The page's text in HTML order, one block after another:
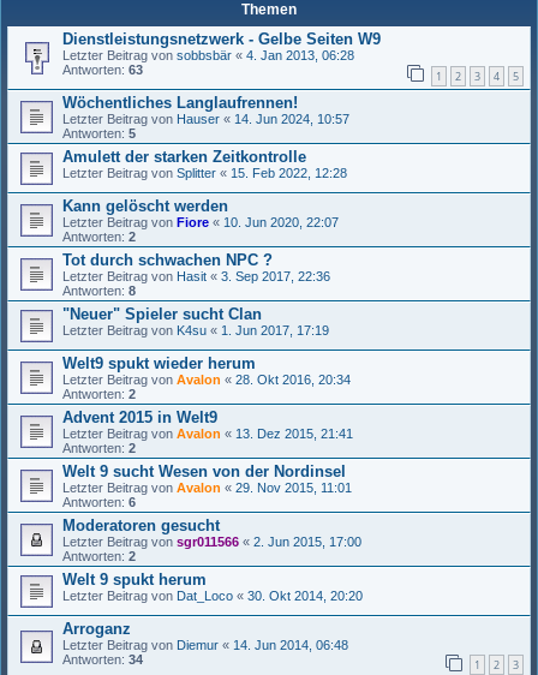
Themen
Dienstleistungsnetzwerk - Gelbe Seiten W9
Letzter Beitrag von sobbsbär « 4. Jan 2013, 06:28
Antworten: 63 1 2 3 4 5
Wöchentliches Langlaufrennen!
Letzter Beitrag von Hauser « 14. Jun 2024, 10:57
Antworten: 5
Amulett der starken Zeitkontrolle
Letzter Beitrag von Splitter « 15. Feb 2022, 12:28
Kann gelöscht werden
Letzter Beitrag von Fiore « 10. Jun 2020, 22:07
Antworten: 2
Tot durch schwachen NPC ?
Letzter Beitrag von Hasit « 3. Sep 2017, 22:36
Antworten: 8
"Neuer" Spieler sucht Clan
Letzter Beitrag von K4su « 1. Jun 2017, 17:19
Welt9 spukt wieder herum
Letzter Beitrag von Avalon « 28. Okt 2016, 20:34
Antworten: 2
Advent 2015 in Welt9
Letzter Beitrag von Avalon « 13. Dez 2015, 21:41
Antworten: 2
Welt 9 sucht Wesen von der Nordinsel
Letzter Beitrag von Avalon « 29. Nov 2015, 11:01
Antworten: 6
Moderatoren gesucht
Letzter Beitrag von sgr011566 « 2. Jun 2015, 17:00
Antworten: 2
Welt 9 spukt herum
Letzter Beitrag von Dat_Loco « 30. Okt 2014, 20:20
Arroganz
Letzter Beitrag von Diemur « 14. Jun 2014, 06:48
Antworten: 34 1 2 3